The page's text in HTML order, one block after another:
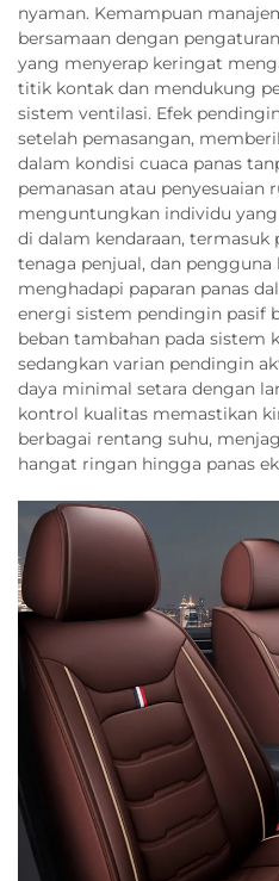
nyaman. Kemampuan
bersamaan dengan
yang menyerap keringat
titik kontak dan mendukung
sistem ventilasi. Efek
setelah pemasangan,
dalam kondisi cuaca panas
pemanasan atau penyesuaian
menguntungkan individu
di dalam kendaraan,
tenaga penjual, dan
menghadapi paparan panas
energi sistem pendingin pasif
beban tambahan pada sistem
sedangkan varian pendingin
daya minimal setara dengan
kontrol kualitas memastikan
berbagai rentang suhu,
hangat ringan hingga panas